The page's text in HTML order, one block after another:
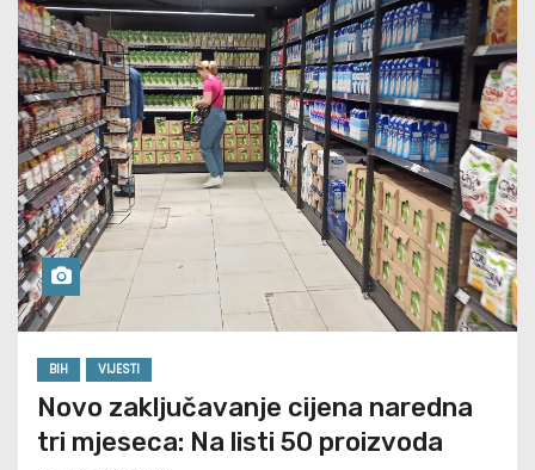
BIH VIJESTI
Novo zaključavanje cijena naredna
tri mjeseca: Na listi 50 proizvoda